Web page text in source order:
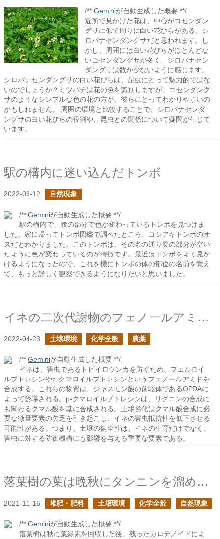
/** Geminiが自動生成した概要 **/
近所で見かけた花は、中心がコセンダン
グサに似て周りに白い花びらがある、シ
ロバナセンダングサだと思われます。し
かし、周囲には白い花びらがほとんどな
いコセンダングサが多く、シロバナセン
ダングサは数が少ないように感じます。
シロバナセンダングサの白い花びらは、昆虫にとって魅力的ではな
いのでしょうか？ミツバチは花の色を識別しますが、コセンダング
サのようなシンプルな色の花の方が、彼らにとってわかりやすいの
かもしれません。 周囲の環境と比較することで、シロバナセンダ
ングサの白い花びらの役割や、昆虫との関係について疑問が生じて
います。
駅の構内に迷い込んだトンボ
2022-09-12 自然現象
/** Geminiが自動生成した概要 **/
駅の構内で、腰の部分で色が変わっているトンボを見つけま
した。家に帰ってトンボ図鑑で調べたところ、コシアキトンボのオ
スだとわかりました。このトンボは、その名の通り腰の部分が空い
たように色が変わっているのが特徴です。最近はトンボをよく見か
けるようになったので、これを機にトンボの体の部位の名前を覚え
て、もっと詳しく観察できるようになりたいと思いました。
イネの二次代謝物のフェノールアミドを調べてみた
2022-04-23 土壌環境 化学全般 農薬
/** Geminiが自動生成した概要 **/
イネは、害虫であるトビイロウンカを防ぐため、フェルロイ
ルプトレシンやp-クマロイルプトレシンというフェノールアミドを
合成する。これらの物質は、ジャスモン酸の前駆体であるOPDAに
よって誘導される。p-クマロイルプトレシンは、リグニンの合成に
も関わるクマル酸を基に合成される。土壌劣化はクマル酸合成に必
要な微量要素の欠乏を引き起こし、イネの害虫抵抗性を低下させる
可能性がある。つまり、土壌の健全性は、イネの生育だけでなく、
害虫に対する防御機構にも影響を与える重要な要素である。
落葉樹の葉は晩秋にタンニンを溜め込み、土へと旅立つ
2021-11-16 堆肥・肥料 土壌環境 化学全般 自然現象
/** Geminiが自動生成した概要 **/
落葉樹は秋に葉緑素を回収した後、残ったカロテノイドによ